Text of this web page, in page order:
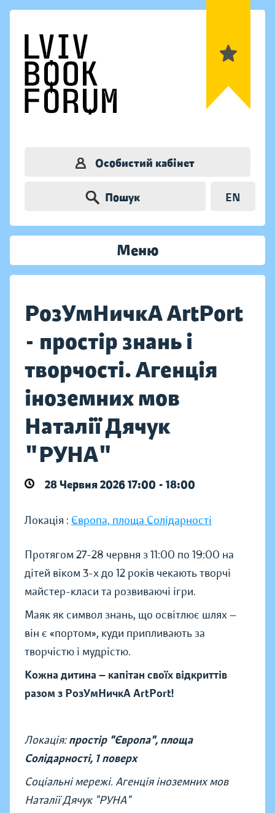
Особистий кабінет
Пошук EN
Меню
РозУмНичкА ArtPort
- простір знань і
творчості. Агенція
іноземних мов
Наталії Дячук
"РУНА"
28 Червня 2026 17:00 - 18:00
Локація : Європа, площа Солідарності
Протягом 27-28 червня з 11:00 по 19:00 на
дітей віком 3-х до 12 років чекають творчі
майстер-класи та розвиваючі ігри.
Маяк як символ знань, що освітлює шлях —
він є «портом», куди припливають за
творчістю і мудрістю.
Кожна дитина — капітан своїх відкриттів
разом з РозУмНичкА ArtPort!
Локація:простір "Європа", площа
Солідарності, 1 поверх
Соціальні мережі. Агенція іноземних мов
Наталії Дячук "РУНА"